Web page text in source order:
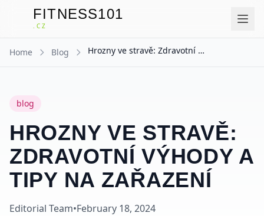
FITNESS101
.CZ
Home Blog Hrozny ve stravě: Zdravotní výhody a tipy na zařazení
blog
HROZNY VE STRAVĚ:
ZDRAVOTNÍ VÝHODY A
TIPY NA ZAŘAZENÍ
Editorial Team•February 18, 2024